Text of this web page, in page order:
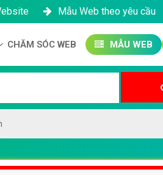
Mẫu Web theo yêu cầu
CHĂM SÓC WEB MẪU WEB